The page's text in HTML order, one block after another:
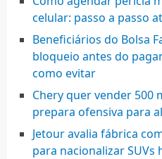
celular: passo a passo
Beneficiários do Bolsa
bloqueio antes do
como evitar
Chery quer vender 500
prepara ofensiva para
Jetour avalia fábrica
para nacionalizar SUVs